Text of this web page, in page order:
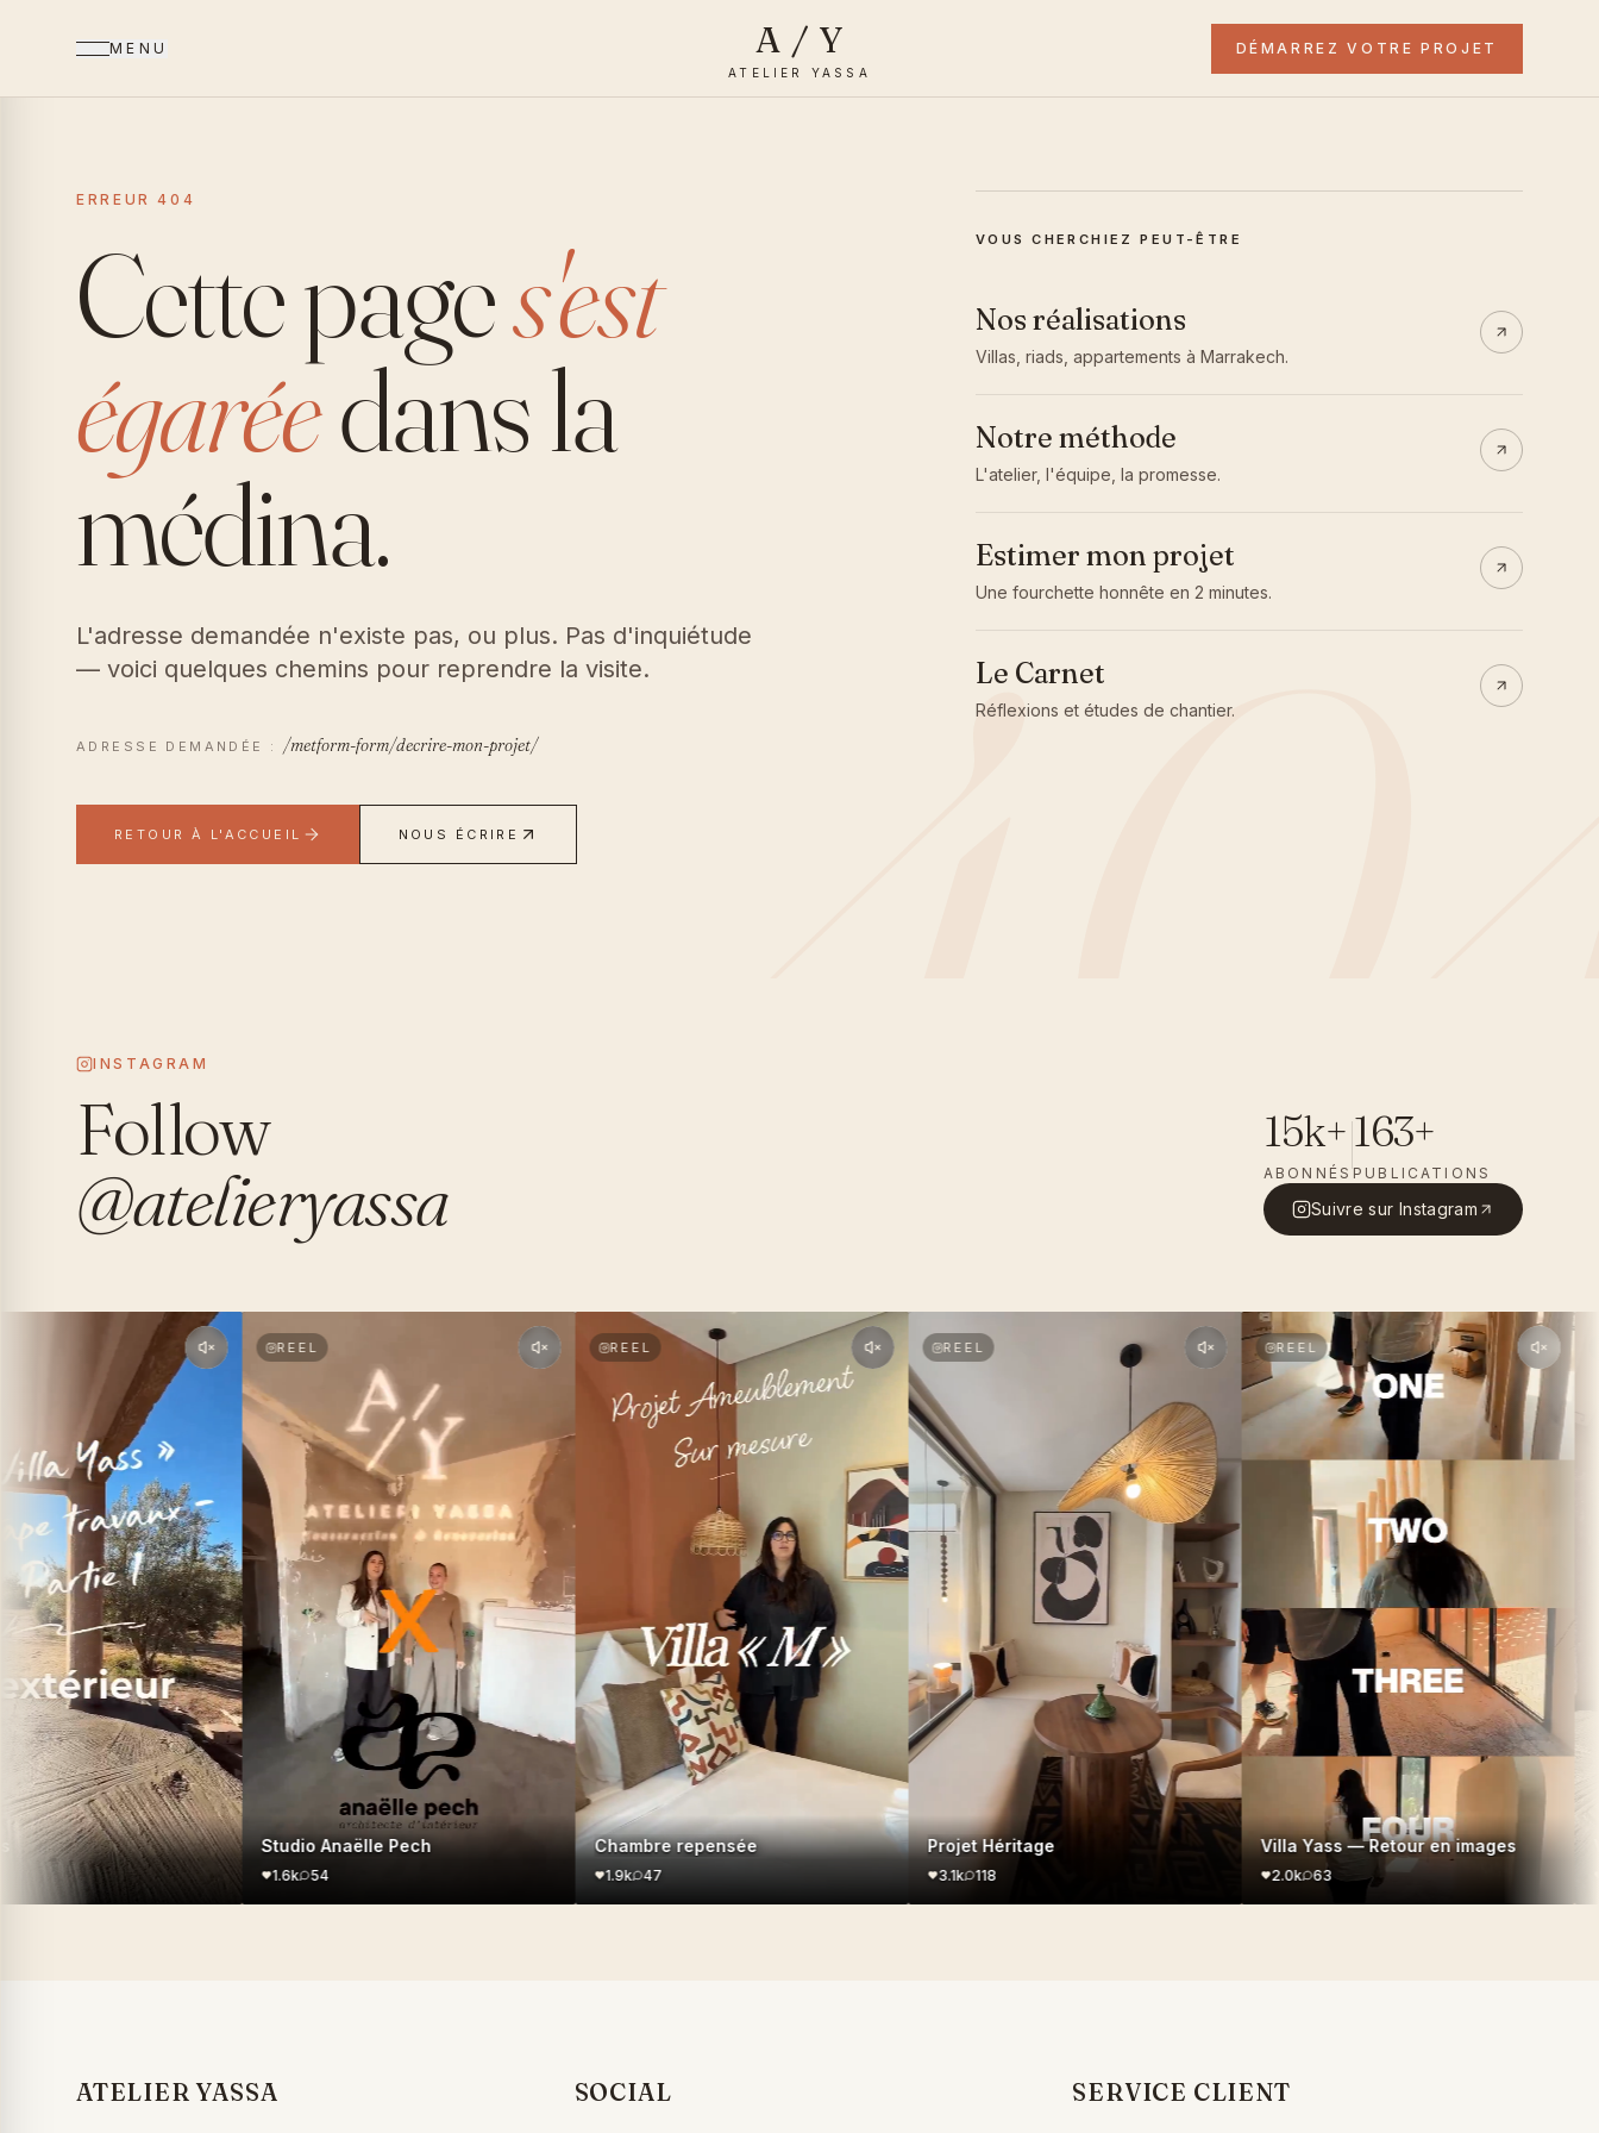
MENU A/Y
ATELIER YASSA
DÉMARREZ VOTRE PROJET
ERREUR 404
Cette pages'est
égaréedans la
médina.
L'adresse demandée n'existe pas, ou plus. Pas d'inquiétude
— voici quelques chemins pour reprendre la visite.
ADRESSE DEMANDÉE : /metform-form/decrire-mon-projet/
RETOUR À L'ACCUEIL NOUS ÉCRIRE
VOUS CHERCHIEZ PEUT-ÊTRE
Nos réalisations
Villas, riads, appartements à Marrakech.
Notre méthode
L'atelier, l'équipe, la promesse.
Estimer mon projet
Une fourchette honnête en 2 minutes.
Le Carnet
Réflexions et études de chantier.
INSTAGRAM
Follow
@atelieryassa
15k+
ABONNÉS
163+
PUBLICATIONS
Suivre sur Instagram
REEL
Studio Anaëlle Pech
1.6k 54
REEL
Chambre repensée
1.9k 47
REEL
Projet Héritage
3.1k 118
REEL
Villa Yass — Retour en images
2.0k 63
ATELIER YASSA SOCIAL SERVICE CLIENT